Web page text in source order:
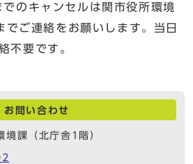
のキャンセルは関市役所環境
ご連絡をお願いします。当日
不要です。
お問い合わせ
境課（北庁舎1階）